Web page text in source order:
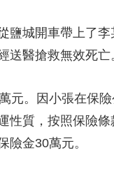
超級工廠 智敬中國
榜 總台企業白名單
城開車帶上了李
醫搶救無效死
。因小張在保險
性質，按照保險
險金30萬元。